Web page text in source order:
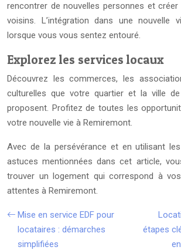
rencontrer de nouvelles personnes et
voisins. L’intégration dans une nouvelle
lorsque vous vous sentez entouré.
Explorez les services locaux
Découvrez les commerces, les
culturelles que votre quartier et la ville
proposent. Profitez de toutes les
votre nouvelle vie à Remiremont.
Avec de la persévérance et en utilisant
astuces mentionnées dans cet article,
trouver un logement qui correspond à
attentes à Remiremont.
Mise en service EDF pour
locataires : démarches
simplifiées
étapes